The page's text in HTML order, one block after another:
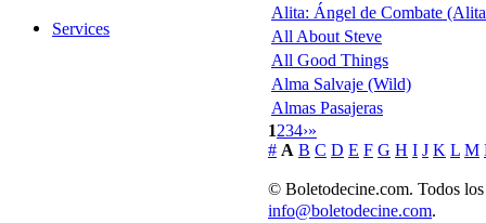
Services
Alita: Ángel de Combate
All About Steve
All Good Things
Alma Salvaje (Wild)
Almas Pasajeras
1234›»
# A B C D E F G H I J K L M
© Boletodecine.com. Todos los
info@boletodecine.com.